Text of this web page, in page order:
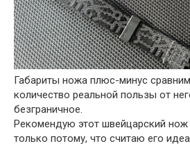
Габариты ножа плюс-минус
количество реальной пользы от
безграничное.
Рекомендую этот швейцарский
только потому, что считаю его